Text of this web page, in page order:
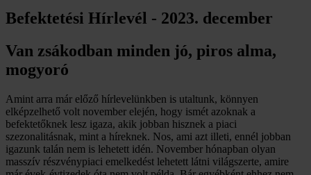
Befektetési Hírlevél - 2023. december
Van zsákodban minden jó, piros alma,
mogyoró
Amint arra már előző hírlevelünkben is utaltunk, könnyen
elképzelhető volt november elején, hogy ismét azoknak a
befektetőknek lesz igaza, akik jobban hisznek a piaci
szezonalitásnak, mint a híreknek. Nos, ami azt illeti, ennél jobban
igazunk talán nem is lehetett idén. November hónapban olyan
masszív részvénypiaci emelkedést lehetett látni világszerte, amire